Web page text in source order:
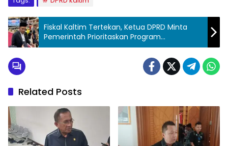
Fiskal Kaltim Tertekan, Ketua DPRD Minta
Pemerintah Prioritaskan Program
Menyentuh Masyarakat
Related Posts